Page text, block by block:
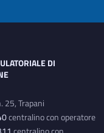
DI
25, Trapani
centralino con operatore